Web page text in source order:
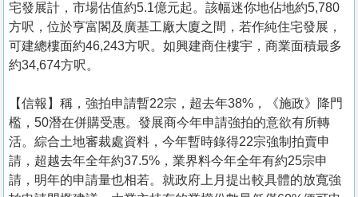
宅發展計，市場估值約5.1億元起。該幅迷你地佔地約5,780
方呎，位於亨富閣及廣基工廠大廈之間，若作純住宅發展，
可建總樓面約46,243方呎。如興建商住樓宇，商業面積最多
約34,674方呎。
【信報】稱，強拍申請暫22宗，超去年38%，《施政》降門
檻，50潛在併購受惠。發展商今年申請強拍的意欲有所轉
活。綜合土地審裁處資料，今年暫時錄得22宗強制拍賣申
請，超越去年全年約37.5%，業界料今年全年有約25宗申
請，明年的申請量也相若。就政府上月提出較具體的放寬強